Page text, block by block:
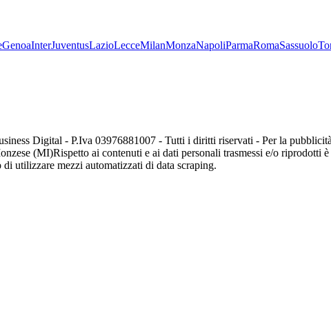
GenoaInterJuventusLazioLecceMilanMonzaNapoliParmaRomaSassuolo
Digital - P.Iva 03976881007 - Tutti i diritti riservati - Per la
(MI)Rispetto ai contenuti e ai dati personali trasmessi e/o riprodotti
utilizzare mezzi automatizzati di data scraping.